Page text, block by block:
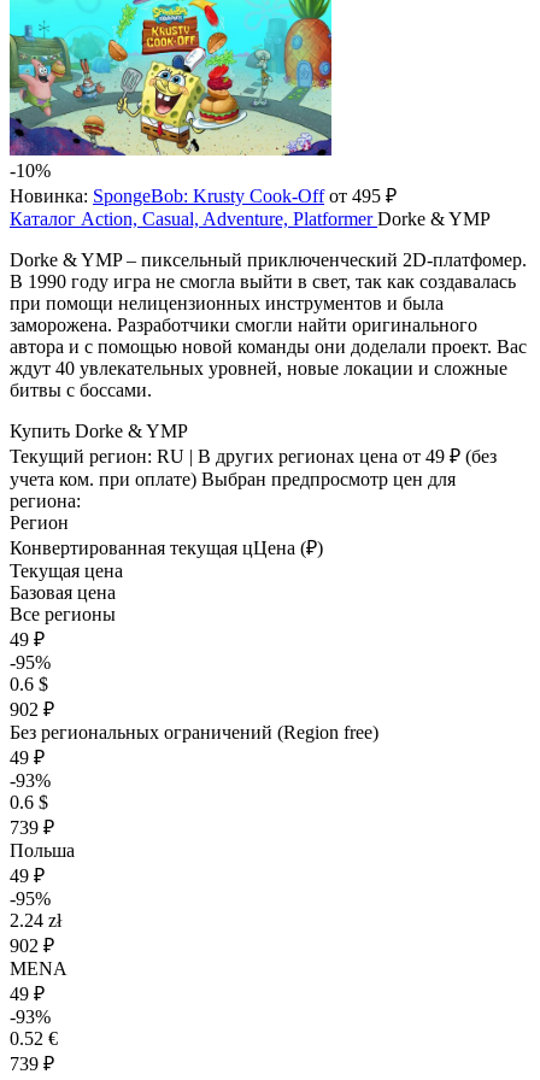
-10%
Новинка: SpongeBob: Krusty Cook-Offот 495 ₽
Каталог Action, Casual, Adventure, Platformer Dorke & YMP
Dorke & YMP – пиксельный приключенческий 2D-платфомер.
В 1990 году игра не смогла выйти в свет, так как создавалась
при помощи нелицензионных инструментов и была
заморожена. Разработчики смогли найти оригинального
автора и с помощью новой команды они доделали проект. Вас
ждут 40 увлекательных уровней, новые локации и сложные
битвы с боссами.
Купить Dorke & YMP
Текущий регион: RU | В других регионах цена от 49 ₽ (без
учета ком. при оплате) Выбран предпросмотр цен для
региона:
Регион
Конвертированная текущая цЦена (₽)
Текущая цена
Базовая цена
Все регионы
49 ₽
-95%
0.6 $
902 ₽
Без региональных ограничений (Region free)
49 ₽
-93%
0.6 $
739 ₽
Польша
49 ₽
-95%
2.24 zł
902 ₽
MENA
49 ₽
-93%
0.52 €
739 ₽